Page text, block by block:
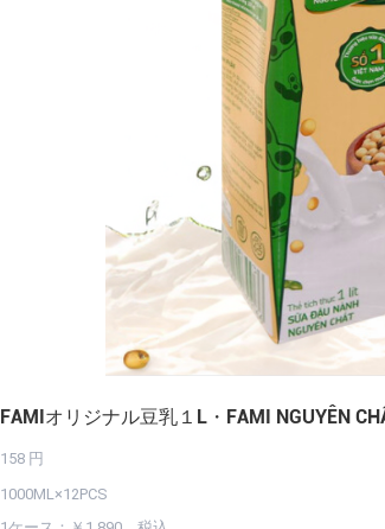
FAMIオリジナル豆乳１L・FAMI NGUYÊN
158 円
1000ML×12PCS